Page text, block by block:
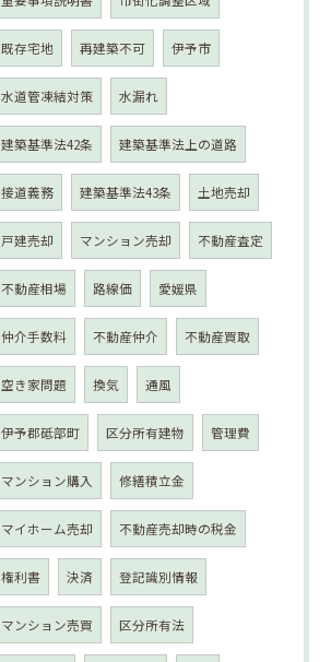
既存宅地 再建築不可 伊予市
水道管凍結対策 水漏れ
建築基準法42条 建築基準法上の道路
接道義務 建築基準法43条 土地売却
戸建売却 マンション売却 不動産査定
不動産相場 路線価 愛媛県
仲介手数料 不動産仲介 不動産買取
空き家問題 換気 通風
伊予郡砥部町 区分所有建物 管理費
マンション購入 修繕積立金
マイホーム売却 不動産売却時の税金
権利書 決済 登記識別情報
マンション売買 区分所有法